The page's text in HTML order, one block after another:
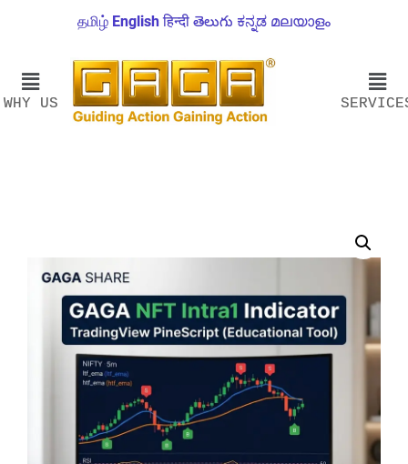
தமிழ் English हिन्दी తెలుగు ಕನ್ನಡ മലയാളം
WHY US